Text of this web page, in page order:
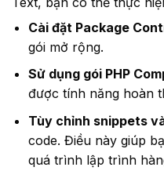
Cài đặt Package
gói mở rộng.
Sử dụng gói PHP
được tính năng hoàn
Tùy chỉnh snippets
code. Điều này giúp
quá trình lập trình